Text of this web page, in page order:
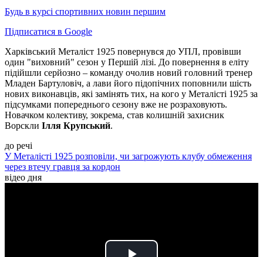
Будь в курсі спортивних новин першим
Підписатися в Google
Харківський Металіст 1925 повернувся до УПЛ, провівши
один "виховний" сезон у Першій лізі. До повернення в еліту
підійшли серйозно – команду очолив новий головний тренер
Младен Бартуловіч, а лави його підопічних поповнили шість
нових виконавців, які замінять тих, на кого у Металісті 1925 за
підсумками попереднього сезону вже не розраховують.
Новачком колективу, зокрема, став колишній захисник
Ворскли Ілля Крупський.
до речі
У Металісті 1925 розповіли, чи загрожують клубу обмеження
через втечу гравця за кордон
відео дня